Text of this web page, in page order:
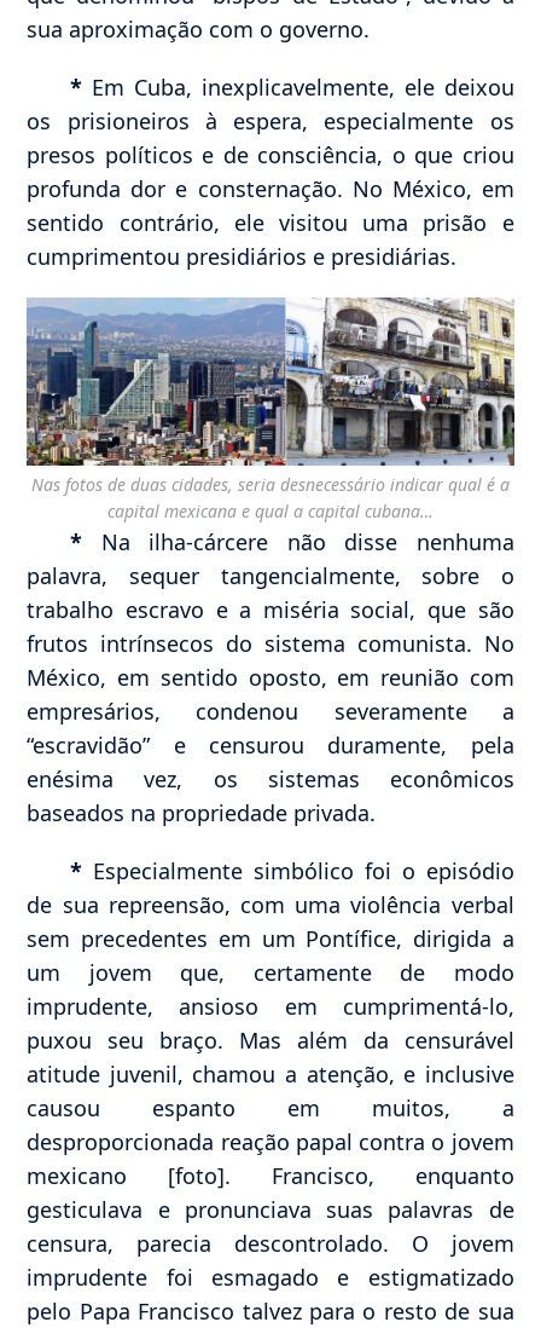
sua aproximação com o governo.
* Em Cuba, inexplicavelmente, ele deixou
os prisioneiros à espera, especialmente os
presos políticos e de consciência, o que criou
profunda dor e consternação. No México, em
sentido contrário, ele visitou uma prisão e
cumprimentou presidiários e presidiárias.
Nas fotos de duas cidades, seria desnecessário indicar qual é a
capital mexicana e qual a capital cubana…
* Na ilha-cárcere não disse nenhuma
palavra, sequer tangencialmente, sobre o
trabalho escravo e a miséria social, que são
frutos intrínsecos do sistema comunista. No
México, em sentido oposto, em reunião com
empresários, condenou severamente a
“escravidão” e censurou duramente, pela
enésima vez, os sistemas econômicos
baseados na propriedade privada.
* Especialmente simbólico foi o episódio
de sua repreensão, com uma violência verbal
sem precedentes em um Pontífice, dirigida a
um jovem que, certamente de modo
imprudente, ansioso em cumprimentá-lo,
puxou seu braço. Mas além da censurável
atitude juvenil, chamou a atenção, e inclusive
causou espanto em muitos, a
desproporcionada reação papal contra o jovem
mexicano [foto]. Francisco, enquanto
gesticulava e pronunciava suas palavras de
censura, parecia descontrolado. O jovem
imprudente foi esmagado e estigmatizado
pelo Papa Francisco talvez para o resto de sua